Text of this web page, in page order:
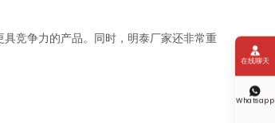
竞争力的产品。同时，明泰厂家还非常重

在线聊天

Whatsapp